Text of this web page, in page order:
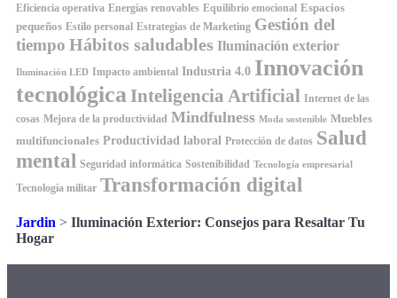
Eficiencia operativa Energías renovables Equilibrio emocional Espacios
pequeños Estilo personal Estrategias de Marketing Gestión del
tiempo Hábitos saludables Iluminación exterior
Iluminación LED Impacto ambiental Industria 4.0 Innovación
tecnológica Inteligencia Artificial Internet de las
cosas Mejora de la productividad Mindfulness Moda sostenible Muebles
multifuncionales Productividad laboral Protección de datos Salud
mental Seguridad informática Sostenibilidad Tecnología empresarial
Tecnología militar Transformación digital
Jardin > Iluminación Exterior: Consejos para Resaltar Tu
Hogar